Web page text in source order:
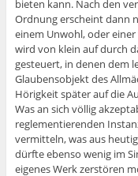
bieten kann. Nach den
Ordnung erscheint dann
einem Unwohl, oder
wird von klein auf durch
gesteuert, in denen dem
Glaubensobjekt des
Hörigkeit später auf die
Was an sich völlig
reglementierenden
vermitteln, was aus
dürfte ebenso wenig im
eigenes Werk zerstören